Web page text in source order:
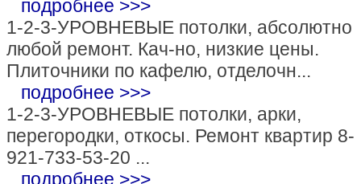
подробнее >>>
1-2-3-УРОВНЕВЫЕ потолки, абсолютно
любой ремонт. Кач-но, низкие цены.
Плиточники по кафелю, отделочн...
подробнее >>>
1-2-3-УРОВНЕВЫЕ потолки, арки,
перегородки, откосы. Ремонт квартир 8-
921-733-53-20 ...
подробнее >>>